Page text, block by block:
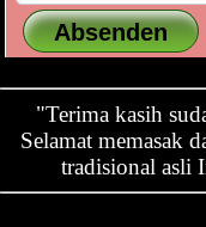
"Terima kasih
Selamat memasak
tradisional asli